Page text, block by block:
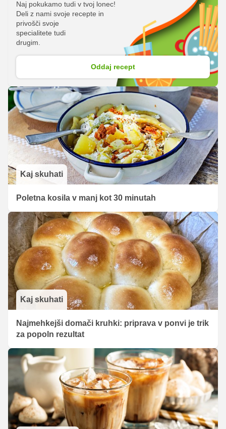
Naj pokukamo tudi v tvoj lonec!
Deli z nami svoje recepte in
privošči svoje
specialitete tudi
drugim.
Oddaj recept
Kaj skuhati
Poletna kosila v manj kot 30 minutah
Kaj skuhati
Najmehkejši domači kruhki: priprava v ponvi je trik
za popoln rezultat